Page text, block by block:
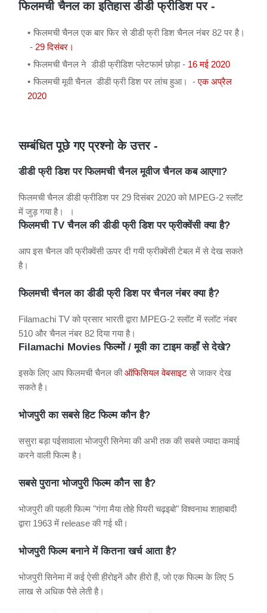
फिलमची चैनल का इतिहास डीडी फ्रीडिश पर -
फिलमची चैनल एक बार फिर से डीडी फ्री डिश चैनल नंबर 82 पर है।
- 29 दिसंबर।
फिलमची चैनल ने डीडी फ्रीडिश प्लेटफार्म छोड़ा - 16 मई 2020
फिलमची मूवी चैनल डीडी फ्री डिश पर लांच हुआ। -एक अप्रैल
2020
सम्बंधित पूछे गए प्रश्नो के उत्तर -
डीडी फ्री डिश पर फिलमची चैनल मूवीज चैनल कब आएगा?
फिलमची चैनल डीडी फ्रीडिश पर 29 दिसंबर 2020 को MPEG-2 स्लॉट
में जुड़ गया है। ।
फिलमची TV चैनल की डीडी फ्री डिश पर फ्रीक्वेंसी क्या है?
आप इस चैनल की फ्रीक्वेंसी ऊपर दी गयी फ्रीक्वेंसी टेबल में से देख सकते
है।
फिलमची चैनल का डीडी फ्री डिश पर चैनल नंबर क्या है?
Filamachi TV को प्रसार भारती द्वारा MPEG-2 स्लॉट में स्लॉट नंबर
510 और चैनल नंबर 82 दिया गया है।
Filamachi Movies फिल्मों / मूवी का टाइम कहाँ से देखे?
इसके लिए आप फिलमची चैनल कीऑफिसियल वेबसाइट से जाकर देख
सकते है।
भोजपुरी का सबसे हिट फिल्म कौन है?
ससुरा बड़ा पईसावाला भोजपुरी सिनेमा की अभी तक की सबसे ज्यादा कमाई
करने वाली फिल्म है।
सबसे पुराना भोजपुरी फिल्म कौन सा है?
भोजपुरी की पहली फिल्म "गंगा मैया तोहे पियरी चढ़इबो" विश्वनाथ शाहाबादी
द्वारा 1963 में release की गई थी।
भोजपुरी फिल्म बनाने में कितना खर्च आता है?
भोजपुरी सिनेमा में कई ऐसी हीरोइनें और हीरो हैं, जो एक फिल्म के लिए 5
लाख से अधिक पैसे लेती है।